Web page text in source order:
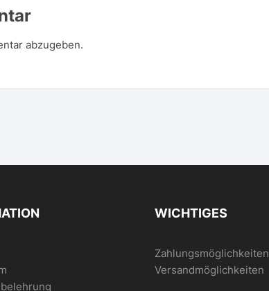
abzugeben.
WICHTIGES
Zahlungsmöglichkeiten
Versandmöglichkeiten